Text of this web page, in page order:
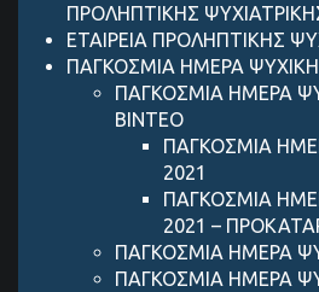
ΠΡΟΛΗΠΤΙΚΗΣ
ΕΤΑΙΡΕΙΑ ΠΡΟΛΗΠΤΙΚΗΣ
ΠΑΓΚΟΣΜΙΑ ΗΜΕΡΑ
ΠΑΓΚΟΣΜΙΑ ΗΜΕΡΑ
ΒΙΝΤΕΟ
ΠΑΓΚΟΣΜΙΑ
2021
ΠΑΓΚΟΣΜΙΑ
2021 –
ΠΑΓΚΟΣΜΙΑ ΗΜΕΡΑ
ΠΑΓΚΟΣΜΙΑ ΗΜΕΡΑ